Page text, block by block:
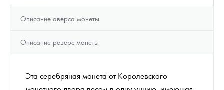
Описание аверса монеты
Описание реверс монеты
Эта серебряная монета от Королевского